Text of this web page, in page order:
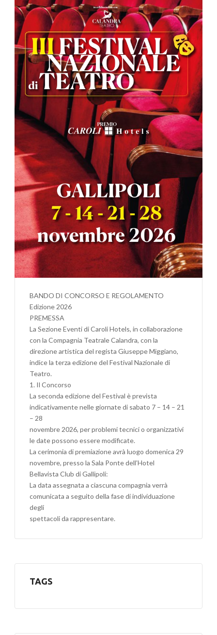
NAZIONALE
DI
TEATRO
DI
GALLIPOLI
PREMIO
CAROLI
HOTEL
BANDO DI CONCORSO E REGOLAMENTO
Edizione 2026
PREMESSA
La Sezione Eventi di Caroli Hotels, in collaborazione
con la Compagnia Teatrale Calandra, con la
direzione artistica del regista Giuseppe Miggiano,
indice la terza edizione del Festival Nazionale di
Teatro.
1. Il Concorso
La seconda edizione del Festival è prevista
indicativamente nelle giornate di sabato 7 – 14 – 21
– 28
novembre 2026, per problemi tecnici o organizzativi
le date possono essere modificate.
La cerimonia di premiazione avrà luogo domenica 29
novembre, presso la Sala Ponte dell’Hotel
Bellavista Club di Gallipoli:
La data assegnata a ciascuna compagnia verrà
comunicata a seguito della fase di individuazione
degli
spettacoli da rappresentare.
TAGS